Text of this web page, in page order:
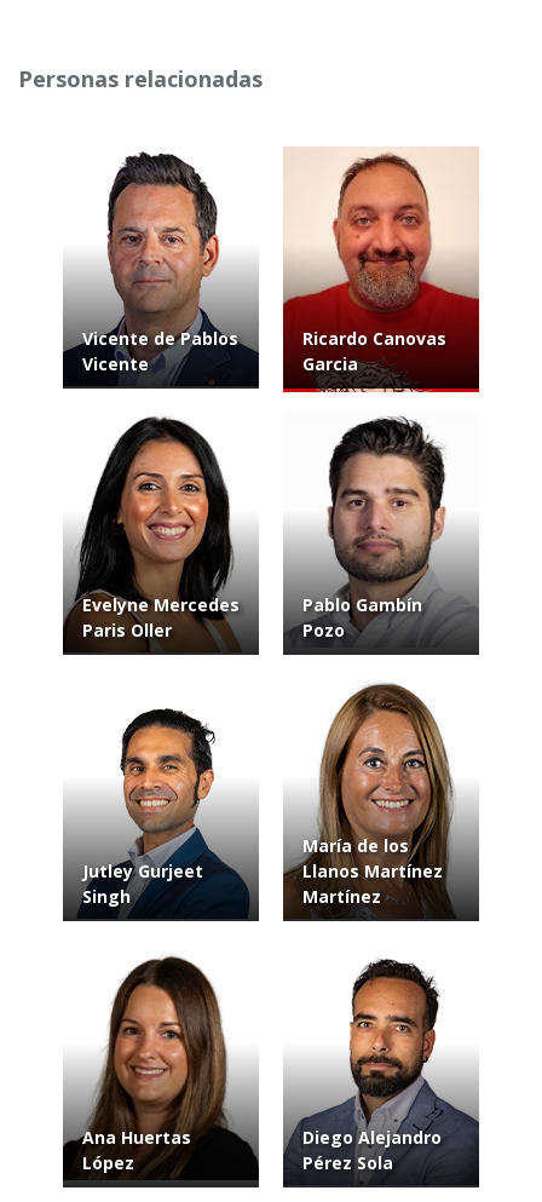
Personas relacionadas
Vicente de Pablos
Vicente
Ricardo Canovas
Garcia
Evelyne Mercedes
Paris Oller
Pablo Gambín
Pozo
Jutley Gurjeet
Singh
María de los
Llanos Martínez
Martínez
Ana Huertas
López
Diego Alejandro
Pérez Sola